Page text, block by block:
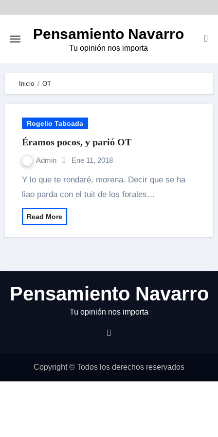
Pensamiento Navarro
Tu opinión nos importa
Inicio OT
Rogelio Taboada
Éramos pocos, y parió OT
Admin Ene 11, 2018
Y lo que te rondaré, morena. Decir que se ha
liao parda con el tuit de los forales…
Read More
Pensamiento Navarro
Tu opinión nos importa
Copyright © Todos los derechos reservados